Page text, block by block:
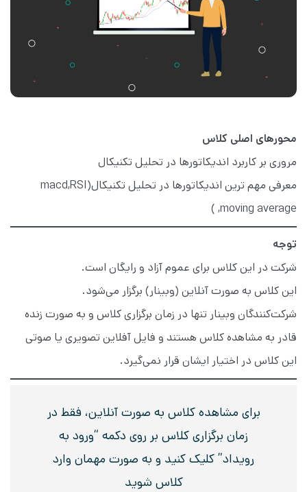
محورهای اصلی کلاس
مروری بر کاربرد اندیکاتورها در تحلیل تکنیکال
معرفی مهم ترین اندیکاتورها در تحلیل تکنیکال(macd,RSI
,moving average )
توجه
شرکت در این کلاس برای عموم آزاد و رایگان است.
این کلاس به صورت آنلاین (وبینار) برگزار می‌شود.
شرکت‌کنندگان وبینار تنها در زمان برگزاری کلاس و به صورت زنده
قادر به مشاهده کلاس هستند و فایل آفلاین تصویری یا صوتی
این کلاس در اختیار ایشان قرار نمی‌گیرد.
برای مشاهده کلاس به صورت آنلاین، فقط در
زمان برگزاری کلاس بر روی دکمه “ورود به
رویداد” کلیک کنید و به صورت مهمان وارد
کلاس شوید